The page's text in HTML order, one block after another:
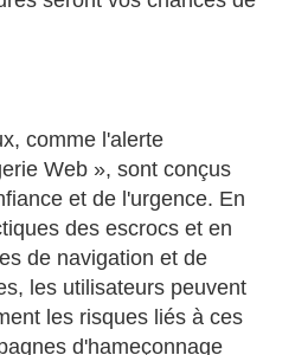
comme l'alerte
Web », sont conçus
et de l'urgence. En
des escrocs et en
de navigation et de
les utilisateurs peuvent
les risques liés à ces
d'hameçonnage